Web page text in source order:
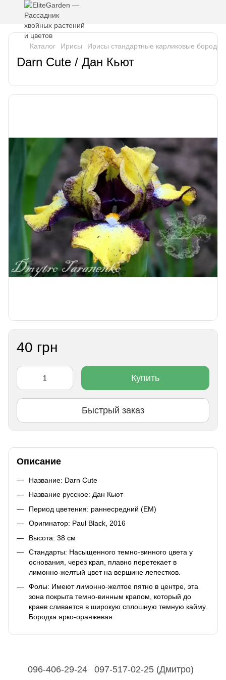
Каталог Ирисы Ирисы стандартные карликовые
Darn Cute / Дан Кьют
40 грн
Купить
Быстрый заказ
Описание
Название: Darn Cute
Название русское: Дан Кьют
Период цветения: раннесредний (ЕМ)
Оригинатор: Paul Black, 2016
Высота: 38 cм
Стандарты: Насыщенного темно-винного цвета у
основания, через крап, плавно перетекает в
лимонно-желтый цвет на вершине лепестков.
Фолы: Имеют лимонно-желтое пятно в центре, эта
зона покрыта темно-винным крапом, который до
краев сливается в широкую сплошную темную кайму.
Бородка ярко-оранжевая.
096-406-29-24 097-517-02-25 (Дмитро)